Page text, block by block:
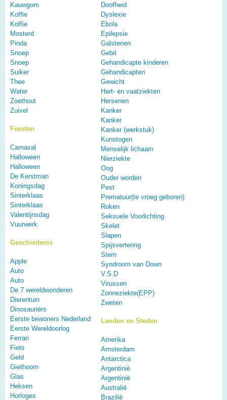
Kauwgom
Koffie
Koffie
Mosterd
Pinda
Snoep
Snoep
Suiker
Thee
Water
Zoethout
Zuivel
Feesten
Carnaval
Halloween
Halloween
De Kerstman
Koningsdag
Sinterklaas
Sinterklaas
Valentijnsdag
Vuurwerk
Geschiedenis
Apple
Auto
Auto
De 7 wereldwonderen
Dierentuin
Dinosauriërs
Eerste bewoners Nederland
Eerste Wereldoorlog
Ferrari
Fiets
Geld
Giethoorn
Glas
Heksen
Horloges
Doofheid
Dyslexie
Ebola
Epilepsie
Galstenen
Gebit
Gehandicapte kinderen
Gehandicapten
Gewicht
Hart- en vaatziekten
Hersenen
Kanker
Kanker
Kanker (werkstuk)
Kunstogen
Menselijk lichaam
Nierziekte
Oog
Ouder worden
Pest
Prematuur(te vroeg geboren)
Roken
Seksuele Voorlichting
Skelet
Slapen
Spijsvertering
Stem
Syndroom van Down
V.S.D
Virussen
Zonneziekte(EPP)
Zweten
Landen en Steden
Amerika
Amsterdam
Antarctica
Argentinië
Argentinië
Australië
Brazilië